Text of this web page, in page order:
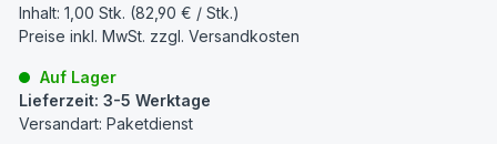
Inhalt: 1,00 Stk. (82,90 € / Stk.)
Preise inkl. MwSt. zzgl. Versandkosten
Auf Lager
Lieferzeit: 3-5 Werktage
Versandart: Paketdienst